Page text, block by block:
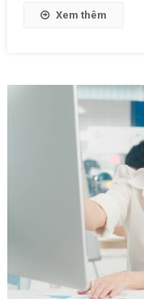
Xem thêm